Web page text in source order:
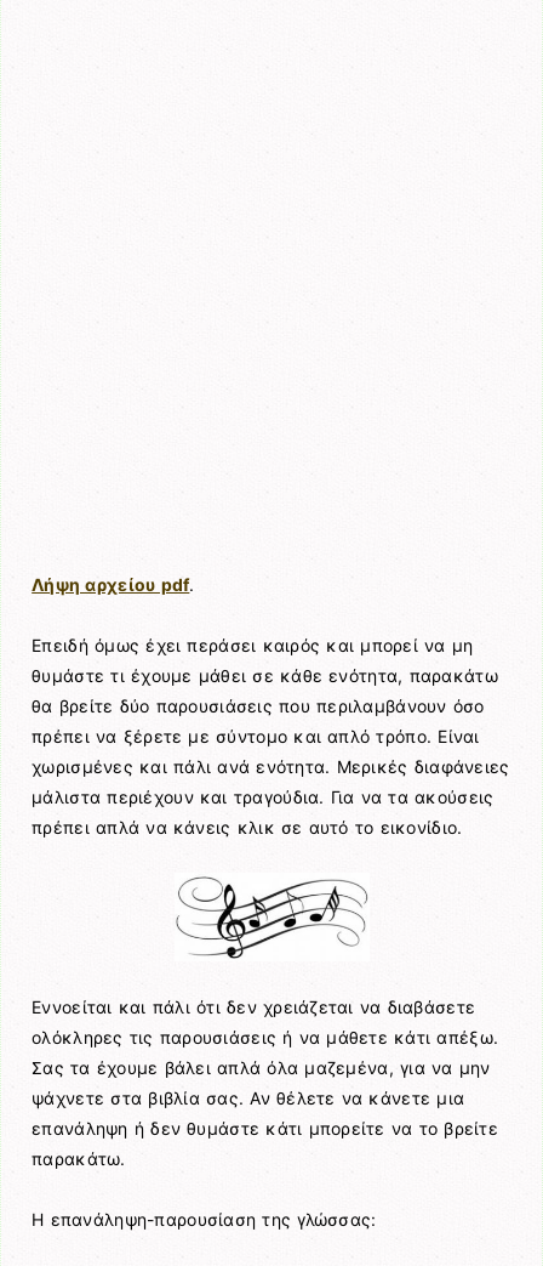
Λήψη αρχείου pdf.
Επειδή όμως έχει περάσει καιρός και μπορεί να μη
θυμάστε τι έχουμε μάθει σε κάθε ενότητα, παρακάτω
θα βρείτε δύο παρουσιάσεις που περιλαμβάνουν όσο
πρέπει να ξέρετε με σύντομο και απλό τρόπο. Είναι
χωρισμένες και πάλι ανά ενότητα. Μερικές διαφάνειες
μάλιστα περιέχουν και τραγούδια. Για να τα ακούσεις
πρέπει απλά να κάνεις κλικ σε αυτό το εικονίδιο.
Εννοείται και πάλι ότι δεν χρειάζεται να διαβάσετε
ολόκληρες τις παρουσιάσεις ή να μάθετε κάτι απέξω.
Σας τα έχουμε βάλει απλά όλα μαζεμένα, για να μην
ψάχνετε στα βιβλία σας. Αν θέλετε να κάνετε μια
επανάληψη ή δεν θυμάστε κάτι μπορείτε να το βρείτε
παρακάτω.
Η επανάληψη-παρουσίαση της γλώσσας: